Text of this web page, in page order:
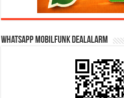
WhatsApp Mobilfunk DealAlarm